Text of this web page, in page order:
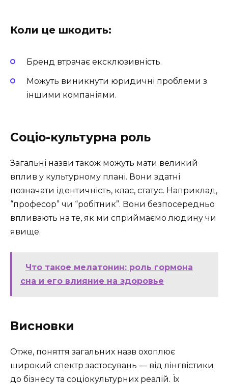
Коли це шкодить:
Бренд втрачає ексклюзивність.
Можуть виникнути юридичні проблеми з
іншими компаніями.
Соціо-культурна роль
Загальні назви також можуть мати великий
вплив у культурному плані. Вони здатні
позначати ідентичність, клас, статус. Наприклад,
“професор” чи “робітник”. Вони безпосередньо
впливають на те, як ми сприймаємо людину чи
явище.
Что такое мелатонин: роль гормона
сна и его влияние на здоровье
Висновки
Отже, поняття загальних назв охоплює
широкий спектр застосувань — від лінгвістики
до бізнесу та соціокультурних реалій. Їх